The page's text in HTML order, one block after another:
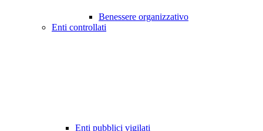
Benessere organizzativo
Enti controllati
Enti pubblici vigilati